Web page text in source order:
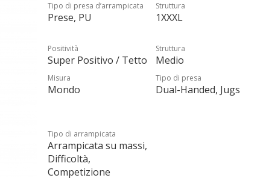
Tipo di presa d’arrampicata
Prese, PU
Struttura
1XXXL
Positività
Super Positivo / Tetto
Struttura
Medio
Misura
Mondo
Tipo di presa
Dual-Handed, Jugs
Tipo di arrampicata
Arrampicata su massi,
Difficoltà,
Competizione